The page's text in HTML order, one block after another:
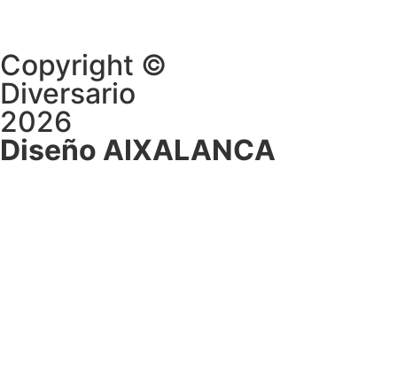
Copyright ©
Diversario
2026
Diseño AIXALANCA